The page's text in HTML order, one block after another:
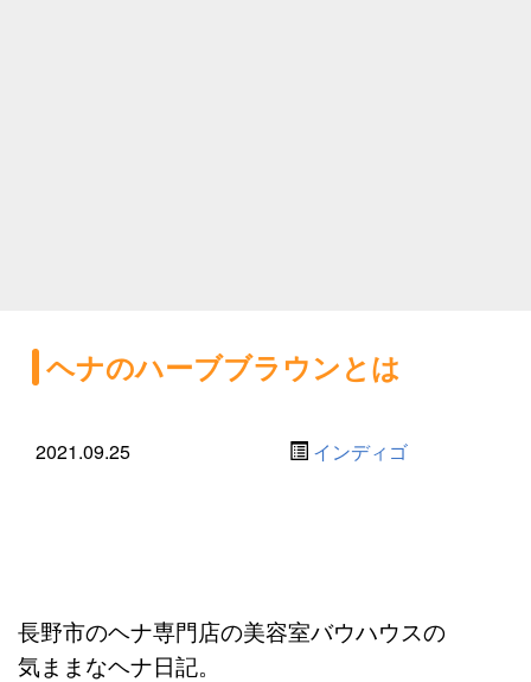
ヘナのハーブブラウンとは
2021.09.25 インディゴ
長野市のヘナ専門店の美容室バウハウスの
気ままなヘナ日記。